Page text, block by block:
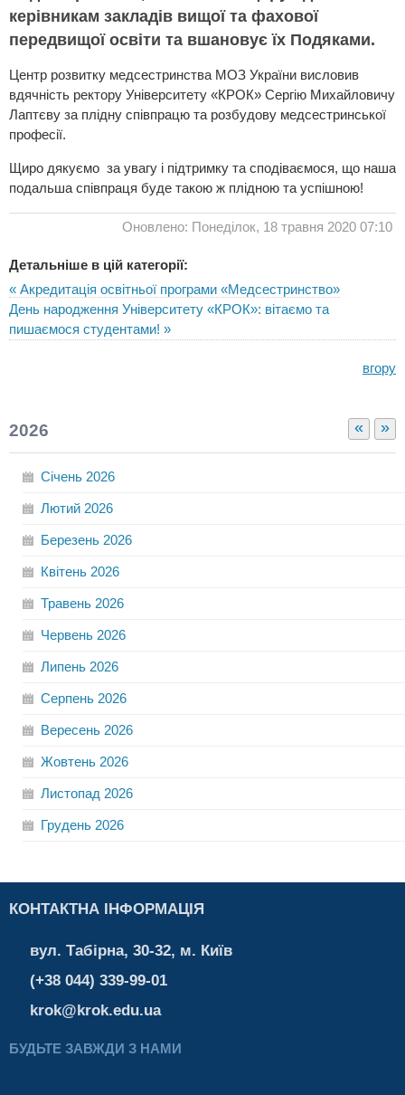
керівникам закладів вищої та фахової
передвищої освіти та вшановує їх Подяками.
Центр розвитку медсестринства МОЗ України висловив
вдячність ректору Університету «КРОК» Сергію Михайловичу
Лаптєву за плідну співпрацю та розбудову медсестринської
професії.
Щиро дякуємо за увагу і підтримку та сподіваємося, що наша
подальша співпраця буде такою ж плідною та успішною!
Оновлено: Понеділок, 18 травня 2020 07:10
Детальніше в цій категорії:
« Акредитація освітньої програми «Медсестринство»
День народження Університету «КРОК»: вітаємо та
пишаємося студентами! »
вгору
« »
2026
Січень 2026
Лютий 2026
Березень 2026
Квітень 2026
Травень 2026
Червень 2026
Липень 2026
Серпень 2026
Вересень 2026
Жовтень 2026
Листопад 2026
Грудень 2026
КОНТАКТНА ІНФОРМАЦІЯ
вул. Табірна, 30-32, м. Київ
(+38 044) 339-99-01
krok@krok.edu.ua
БУДЬТЕ ЗАВЖДИ З НАМИ